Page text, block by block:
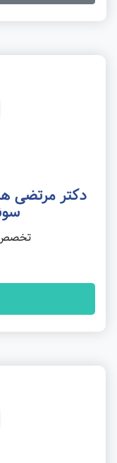
دکتر مرتضی
تخصص